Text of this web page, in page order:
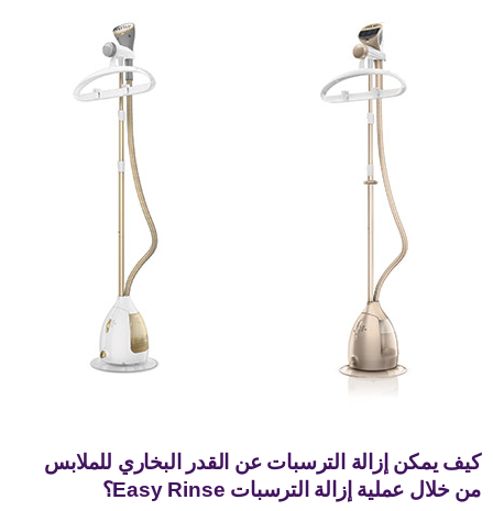
كيف يمكن إزالة الترسبات عن القدر البخاري للملابس
من خلال عملية إزالة الترسبات Easy Rinse؟